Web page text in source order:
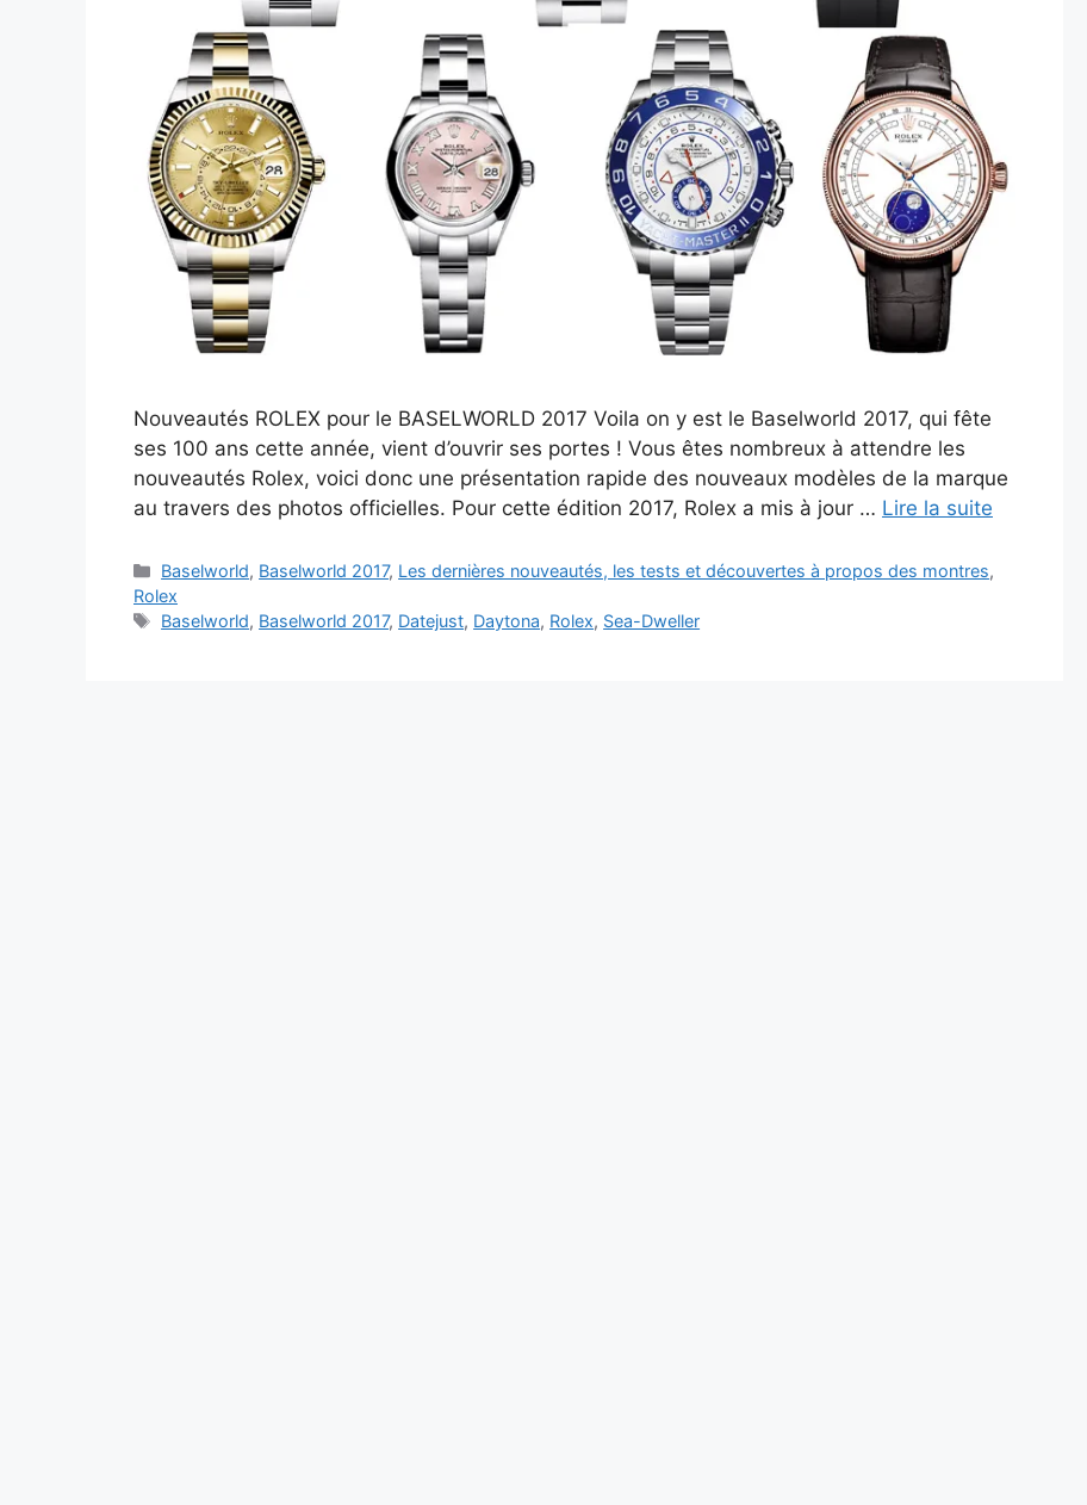
Nouveautés ROLEX pour le BASELWORLD 2017 Voila on y est le Baselworld 2017, qui fête
ses 100 ans cette année, vient d’ouvrir ses portes ! Vous êtes nombreux à attendre les
nouveautés Rolex, voici donc une présentation rapide des nouveaux modèles de la marque
au travers des photos officielles. Pour cette édition 2017, Rolex a mis à jour … Lire la suite
Catégories
Baselworld, Baselworld 2017, Les dernières nouveautés, les tests et découvertes à propos des montres,
Rolex
Étiquettes
Baselworld, Baselworld 2017, Datejust, Daytona, Rolex, Sea-Dweller